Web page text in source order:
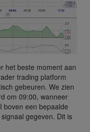
het beste moment aan
trading platform
gebeuren. We zien
om 09:00, wanneer
boven een bepaalde
gegeven. Dit is